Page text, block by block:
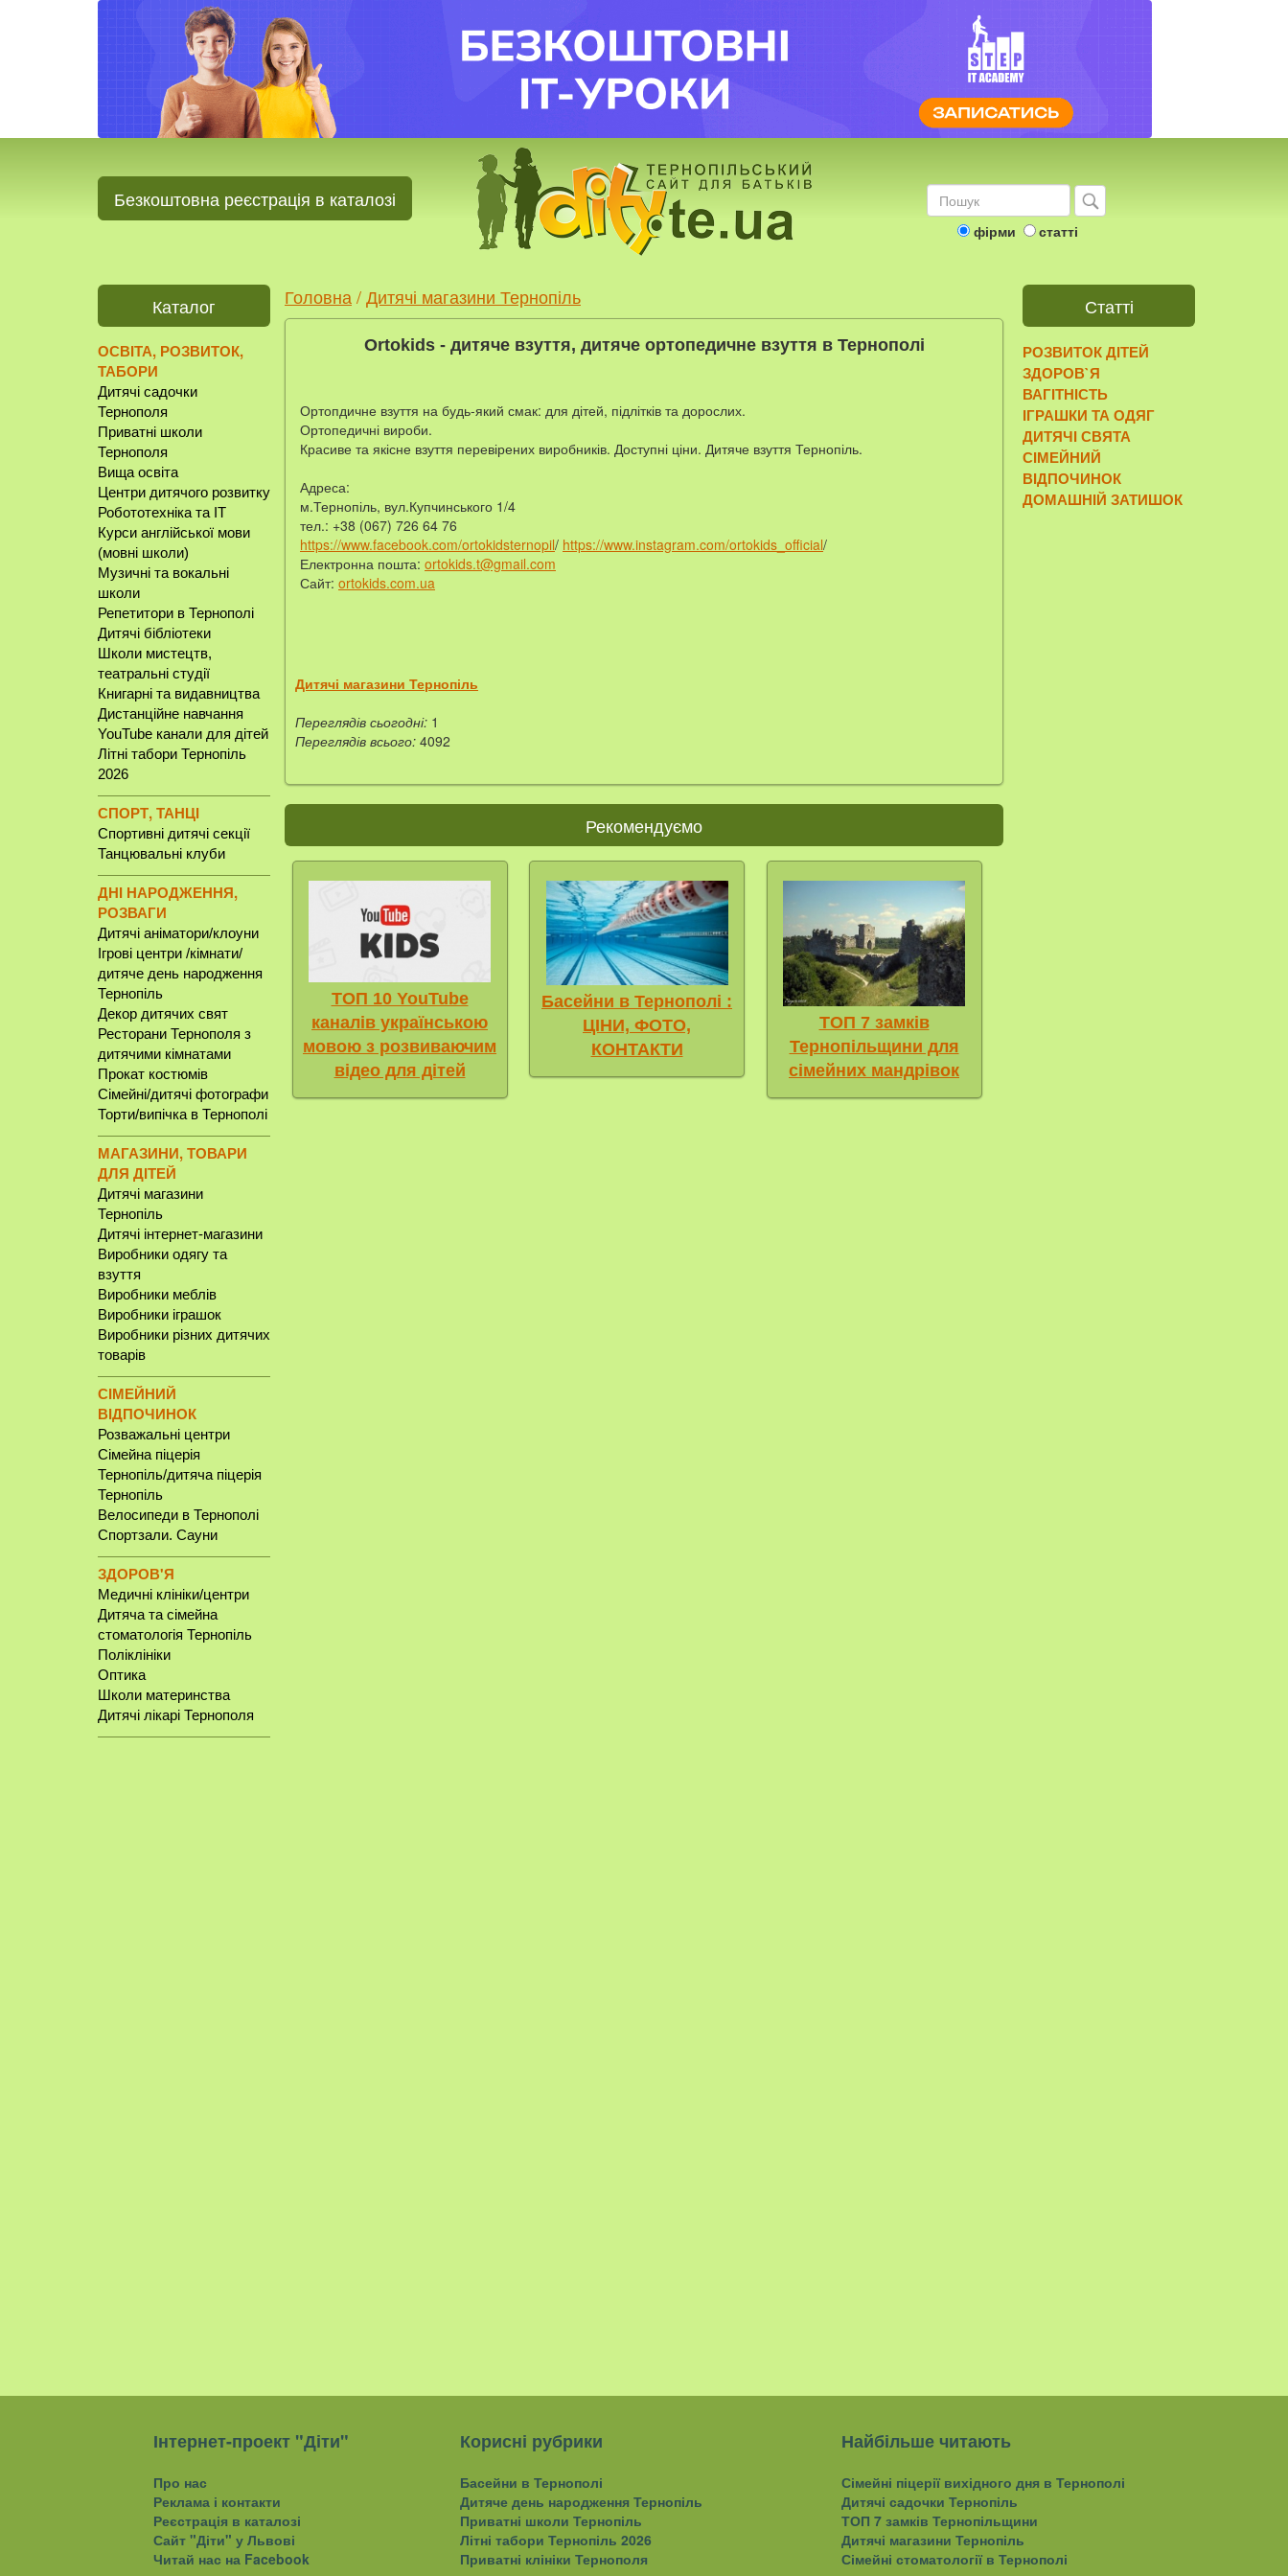
Безкоштовна реєстрація в каталозі
фірми статті
Каталог
ОСВІТА, РОЗВИТОК,
ТАБОРИ
Дитячі садочки
Тернополя
Приватні школи
Тернополя
Вища освіта
Центри дитячого розвитку
Робототехніка та IT
Курси англійської мови
(мовні школи)
Музичні та вокальні
школи
Репетитори в Тернополі
Дитячі бібліотеки
Школи мистецтв,
театральні студії
Книгарні та видавництва
Дистанційне навчання
YouTube канали для дітей
Літні табори Тернопіль
2026
СПОРТ, ТАНЦІ
Спортивні дитячі секції
Танцювальні клуби
ДНІ НАРОДЖЕННЯ,
РОЗВАГИ
Дитячі аніматори/клоуни
Ігрові центри /кімнати/
дитяче день народження
Тернопіль
Декор дитячих свят
Ресторани Тернополя з
дитячими кімнатами
Прокат костюмів
Сімейні/дитячі фотографи
Торти/випічка в Тернополі
МАГАЗИНИ, ТОВАРИ
ДЛЯ ДІТЕЙ
Дитячі магазини
Тернопіль
Дитячі інтернет-магазини
Виробники одягу та
взуття
Виробники меблів
Виробники іграшок
Виробники різних дитячих
товарів
СІМЕЙНИЙ
ВІДПОЧИНОК
Розважальні центри
Сімейна піцерія
Тернопіль/дитяча піцерія
Тернопіль
Велосипеди в Тернополі
Спортзали. Сауни
ЗДОРОВ'Я
Медичні клініки/центри
Дитяча та сімейна
стоматологія Тернопіль
Поліклініки
Оптика
Школи материнства
Дитячі лікарі Тернополя
Головна /Дитячі магазини Тернопіль
Ortokids - дитяче взуття, дитяче ортопедичне взуття в Тернополі
Ортопдичне взуття на будь-який смак: для дітей, підлітків та дорослих.
Ортопедичні вироби.
Красиве та якісне взуття перевірених виробників. Доступні ціни. Дитяче взуття Тернопіль.
Адреса:
м.Тернопіль, вул.Купчинського 1/4
тел.: +38 (067) 726 64 76
https://www.facebook.com/ortokidsternopil/ https://www.instagram.com/ortokids_official/
Електронна пошта: ortokids.t@gmail.com
Сайт: ortokids.com.ua
Дитячі магазини Тернопіль
Переглядів сьогодні: 1
Переглядів всього: 4092
Рекомендуємо
ТОП 10 YouTube
каналів українською
мовою з розвиваючим
відео для дітей
Басейни в Тернополі :
ЦІНИ, ФОТО,
КОНТАКТИ
ТОП 7 замків
Тернопільщини для
сімейних мандрівок
Статті
РОЗВИТОК ДІТЕЙ
ЗДОРОВ`Я
ВАГІТНІСТЬ
ІГРАШКИ ТА ОДЯГ
ДИТЯЧІ СВЯТА
СІМЕЙНИЙ
ВІДПОЧИНОК
ДОМАШНІЙ ЗАТИШОК
Інтернет-проект "Діти"
Про нас
Реклама і контакти
Реєстрація в каталозі
Сайт "Діти" у Львові
Читай нас на Facebook
Корисні рубрики
Басейни в Тернополі
Дитяче день народження Тернопіль
Приватні школи Тернопіль
Літні табори Тернопіль 2026
Приватні клініки Тернополя
Найбільше читають
Сімейні піцерії вихідного дня в Тернополі
Дитячі садочки Тернопіль
ТОП 7 замків Тернопільщини
Дитячі магазини Тернопіль
Сімейні стоматології в Тернополі